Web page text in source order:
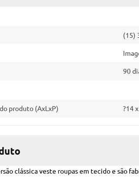
(15)
90
produto (AxLxP) ?14
clássica veste roupas em tecido e são